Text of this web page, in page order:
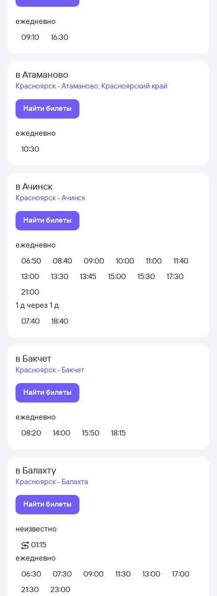
ежедневно
09:10
16:30
в Атаманово
Красноярск - Атаманово, Красноярский край
Найти билеты
ежедневно
10:30
в Ачинск
Красноярск - Ачинск
Найти билеты
ежедневно
06:50
08:40 09:00 10:00 11:00
11:40
13:00
13:30 13:45 15:00 15:30
17:30
21:00
1 д через 1 д
07:40
18:40
в Бакчет
Красноярск - Бакчет
Найти билеты
ежедневно
08:20
14:00 15:50 18:15
в Балахту
Красноярск - Балахта
Найти билеты
неизвестно
01:15
ежедневно
06:30
07:30 09:00 11:30 13:00
17:00
21:30
23:00